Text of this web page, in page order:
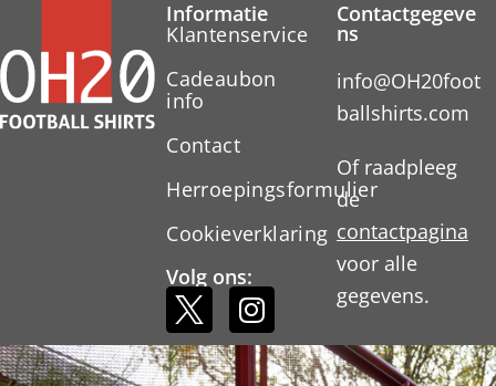
Informatie
Klantenservice
Cadeaubon
info
Contact
Herroepingsformulier
Cookieverklaring
Volg ons:
Contactgegeve
ns
info@OH20foot
ballshirts.com
Of raadpleeg
de
contactpagina
voor alle
gegevens.